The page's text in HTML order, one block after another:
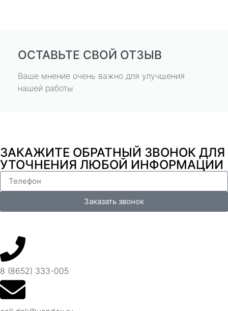
ОСТАВЬТЕ СВОЙ ОТЗЫВ
Ваше мнение очень важно для улучшения
нашей работы
ЗАКАЖИТЕ ОБРАТНЫЙ ЗВОНОК ДЛЯ
УТОЧНЕНИЯ ЛЮБОЙ ИНФОРМАЦИИ
Заказать звонок
8 (8652) 333-005